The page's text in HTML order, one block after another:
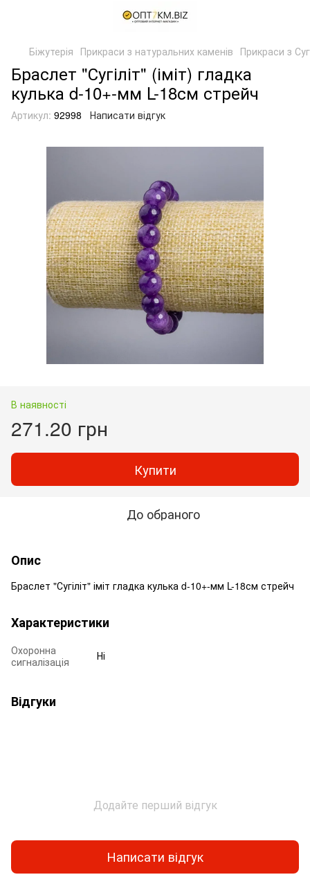
Біжутерія Прикраси з натуральних каменів Прикраси з
Браслет "Сугіліт" (іміт) гладка
кулька d-10+-мм L-18см стрейч
Артикул: 92998 Написати відгук
В наявності
271.20 грн
Купити
До обраного
Опис
Браслет "Сугіліт" іміт гладка кулька d-10+-мм L-18см стрейч
Характеристики
Охоронна
сигналізація
Ні
Відгуки
Додайте перший відгук
Написати відгук